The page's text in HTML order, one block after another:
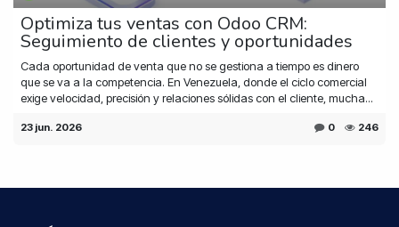
Optimiza tus ventas con Odoo CRM:
Seguimiento de clientes y oportunidades
Cada oportunidad de venta que no se gestiona a tiempo es dinero
que se va a la competencia. En Venezuela, donde el ciclo comercial
exige velocidad, precisión y relaciones sólidas con el cliente, mucha...
23 jun. 2026 0 246